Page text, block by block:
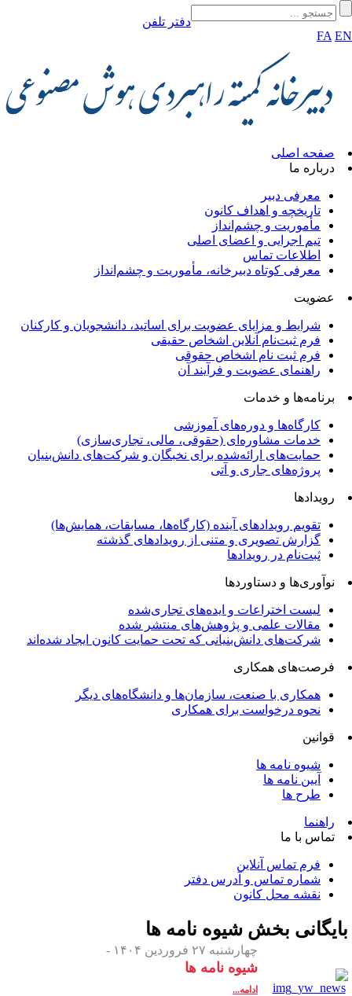
دفتر تلفن
FA
صفحه اصلی
درباره ما
معرفی دبیر
تاریخچه و اهداف کانون
مأموریت و چشم‌انداز
تیم اجرایی و اعضای اصلی
اطلاعات تماس
معرفی کوتاه دبیرخانه، مأموریت و چشم‌انداز
عضویت
شرایط و مزایای عضویت برای اساتید، دانشجویان و کارکنان
فرم ثبت‌نام آنلاین اشخاص حقیقی
فرم ثبت نام اشخاص حقوقی
راهنمای عضویت و فرآیند آن
برنامه‌ها و خدمات
کارگاه‌ها و دوره‌های آموزشی
خدمات مشاوره‌ای (حقوقی، مالی، تجاری‌سازی)
حمایت‌های ارائه‌شده برای نخبگان و شرکت‌های دانش‌بنیان
پروژه‌های جاری و آتی
رویدادها
تقویم رویدادهای آینده (کارگاه‌ها، مسابقات، همایش‌ها)
گزارش تصویری و متنی از رویدادهای گذشته
ثبت‌نام در رویدادها
نوآوری‌ها و دستاوردها
لیست اختراعات و ایده‌های تجاری‌شده
مقالات علمی و پژوهش‌های منتشر شده
شرکت‌های دانش‌بنیانی که تحت حمایت کانون ایجاد شده‌اند
فرصت‌های همکاری
همکاری با صنعت، سازمان‌ها و دانشگاه‌های دیگر
نحوه درخواست برای همکاری
قوانین
شیوه نامه ها
آیین نامه ها
طرح ها
راهنما
تماس با ما
فرم تماس آنلاین
شماره تماس و آدرس دفتر
نقشه محل کانون
بخش شیوه نامه ها
چهارشنبه ۲۷ فروردین ۱۴۰۴ -
شیوه نامه ها
ادامه...